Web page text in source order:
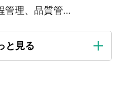
管理、品質管...